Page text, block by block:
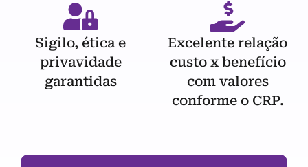
Sigilo, ética e
privavidade
garantidas
Excelente relação
custo x benefício
com valores
conforme o CRP.